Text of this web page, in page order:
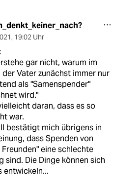
, 19:02 Uhr
gar nicht, warum im
Vater zunächst immer nur
als "Samenspender"
wird."
daran, dass es so
war.
bestätigt mich übrigens in
dass Spenden von
eine schlechte
sind. Die Dinge können sich
entwickeln...